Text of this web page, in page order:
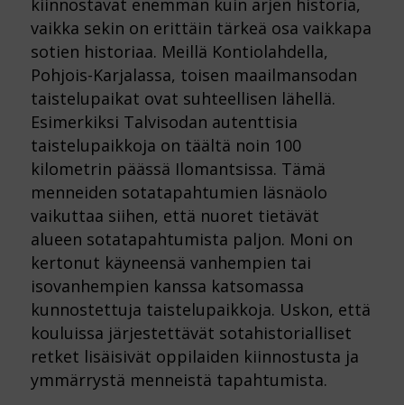
kiinnostavat enemmän kuin arjen historia,
vaikka sekin on erittäin tärkeä osa vaikkapa
sotien historiaa. Meillä Kontiolahdella,
Pohjois-Karjalassa, toisen maailmansodan
taistelupaikat ovat suhteellisen lähellä.
Esimerkiksi Talvisodan autenttisia
taistelupaikkoja on täältä noin 100
kilometrin päässä Ilomantsissa. Tämä
menneiden sotatapahtumien läsnäolo
vaikuttaa siihen, että nuoret tietävät
alueen sotatapahtumista paljon. Moni on
kertonut käyneensä vanhempien tai
isovanhempien kanssa katsomassa
kunnostettuja taistelupaikkoja. Uskon, että
kouluissa järjestettävät sotahistorialliset
retket lisäisivät oppilaiden kiinnostusta ja
ymmärrystä menneistä tapahtumista.